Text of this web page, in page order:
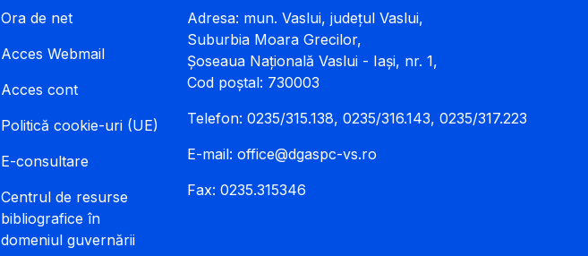
Ora de net
Acces Webmail
Acces cont
Politică cookie-uri (UE)
E-consultare
Centrul de resurse
bibliografice în
domeniul guvernării
Adresa: mun. Vaslui, județul Vaslui,
Suburbia Moara Grecilor,
Șoseaua Națională Vaslui - Iași, nr. 1,
Cod poștal: 730003
Telefon: 0235/315.138, 0235/316.143, 0235/317.223
E-mail: office@dgaspc-vs.ro
Fax: 0235.315346